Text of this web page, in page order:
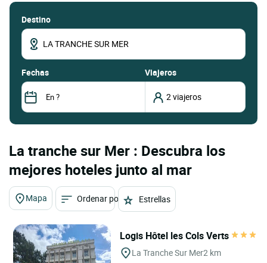
Destino
fechas Viajeros
La tranche sur Mer : Descubra los
mejores hoteles junto al mar
Mapa Ordenar por Estrellas
Logis Hôtel les Cols Verts
La Tranche Sur Mer2 km